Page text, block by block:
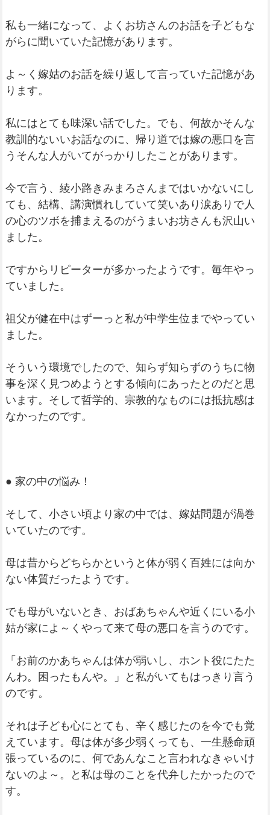
私も一緒になって、よくお坊さんのお話を子どもな
がらに聞いていた記憶があります。
よ～く嫁姑のお話を繰り返して言っていた記憶があ
ります。
私にはとても味深い話でした。でも、何故かそんな
教訓的ないいお話なのに、帰り道では嫁の悪口を言
うそんな人がいてがっかりしたことがあります。
今で言う、綾小路きみまろさんまではいかないにし
ても、結構、講演慣れしていて笑いあり涙ありで人
の心のツボを捕まえるのがうまいお坊さんも沢山い
ました。
ですからリピーターが多かったようです。毎年やっ
ていました。
祖父が健在中はずーっと私が中学生位までやってい
ました。
そういう環境でしたので、知らず知らずのうちに物
事を深く見つめようとする傾向にあったとのだと思
います。そして哲学的、宗教的なものには抵抗感は
なかったのです。
● 家の中の悩み！
そして、小さい頃より家の中では、嫁姑問題が渦巻
いていたのです。
母は昔からどちらかというと体が弱く百姓には向か
ない体質だったようです。
でも母がいないとき、おばあちゃんや近くにいる小
姑が家によ～くやって来て母の悪口を言うのです。
「お前のかあちゃんは体が弱いし、ホント役にたた
んわ。困ったもんや。」と私がいてもはっきり言う
のです。
それは子ども心にとても、辛く感じたのを今でも覚
えています。母は体が多少弱くっても、一生懸命頑
張っているのに、何であんなこと言われなきゃいけ
ないのよ～。と私は母のことを代弁したかったので
す。